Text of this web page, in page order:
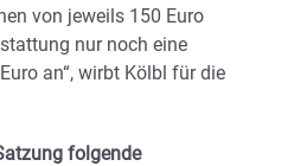
von jeweils 150 Euro
nur noch eine
an“, wirbt Kölbl für die
folgende